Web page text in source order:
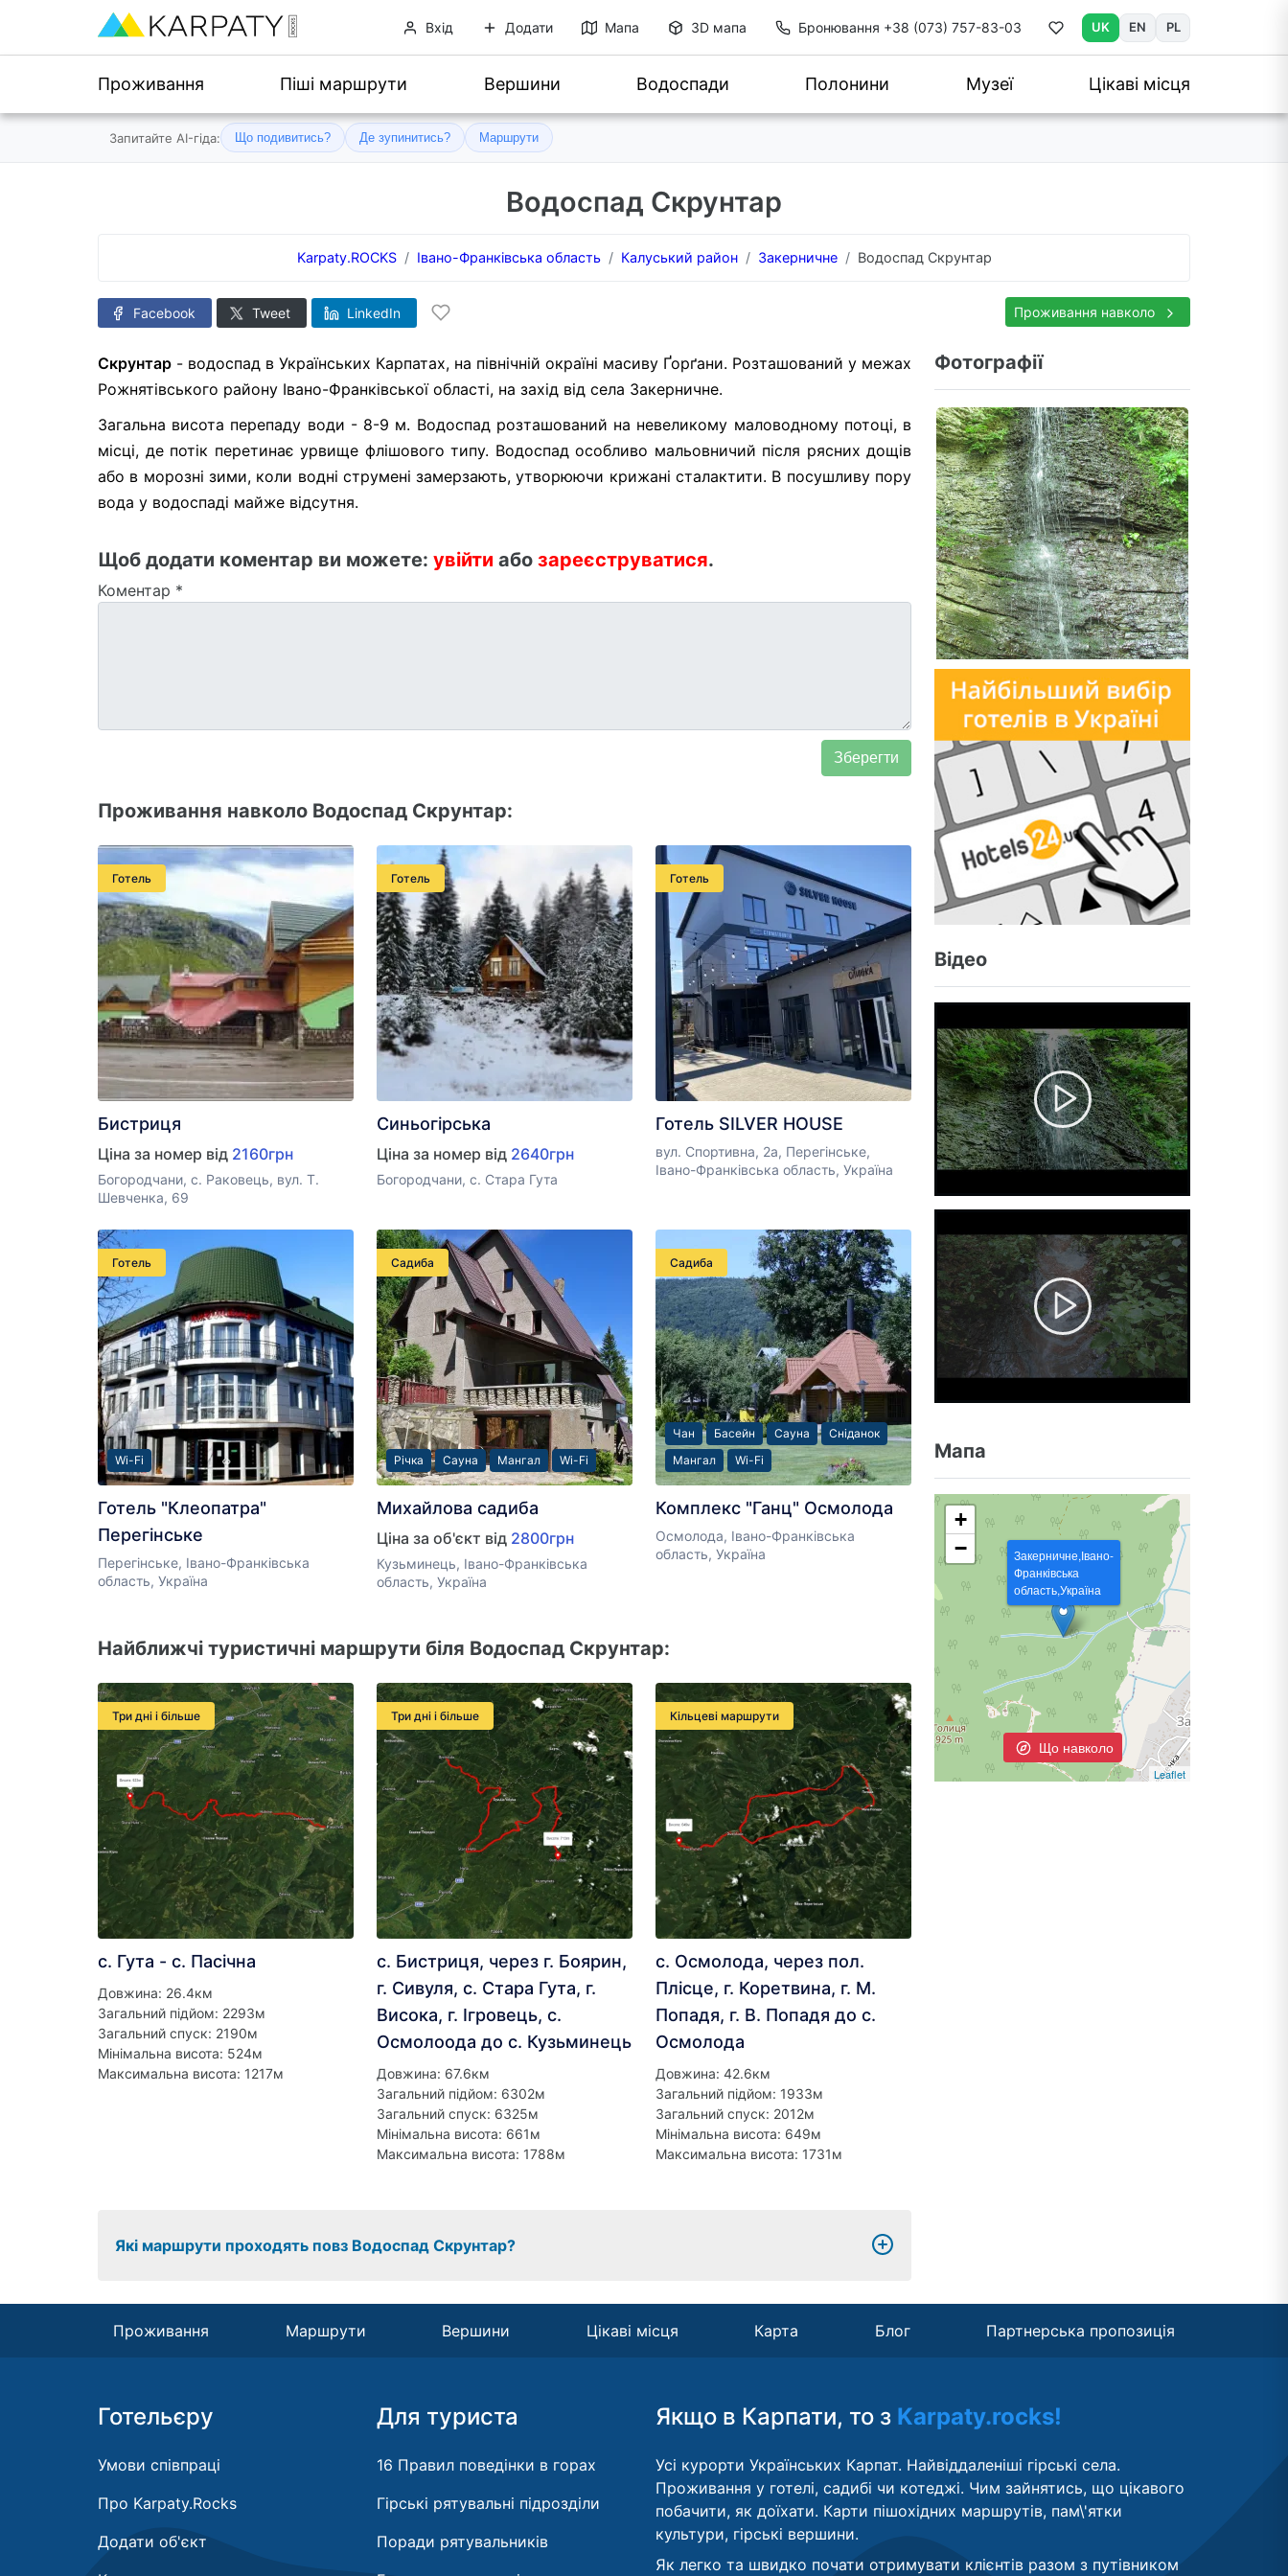
Вхід Додати Мапа 3D мапа Бронювання +38 (073) 757-83-03 UK EN PL
Проживання Піші маршрути Вершини Водоспади Полонини Музеї Цікаві місця
Запитайте AI-гіда: Що подивитись? Де зупинитись? Маршрути
Водоспад Скрунтар
Karpaty.ROCKS Івано-Франківська область Калуський район Закерничне Водоспад Скрунтар
Facebook Tweet LinkedIn Проживання навколо
Скрунтар - водоспад в Українських Карпатах, на північній окраїні масиву Ґорґани. Розташований у межах
Рожнятівського району Івано-Франківської області, на захід від села Закерничне.
Загальна висота перепаду води - 8-9 м. Водоспад розташований на невеликому маловодному потоці, в
місці, де потік перетинає урвище флішового типу. Водоспад особливо мальовничий після рясних дощів
або в морозні зими, коли водні струмені замерзають, утворюючи крижані сталактити. В посушливу пору
вода у водоспаді майже відсутня.
Щоб додати коментар ви можете: увійти або зареєструватися.
Коментар *
Проживання навколо Водоспад Скрунтар:
Готель
Бистриця
Ціна за номер від 2160грн
Богородчани, с. Раковець, вул. Т.
Шевченка, 69
Готель
Синьогірська
Ціна за номер від 2640грн
Богородчани, с. Стара Гута
Готель
Готель SILVER HOUSE
вул. Спортивна, 2а, Перегінське,
Івано-Франківська область, Україна
Готель
Wi-Fi
Готель "Клеопатра"
Перегінське
Перегінське, Івано-Франківська
область, Україна
Садиба
Річка Сауна Мангал Wi-Fi
Михайлова садиба
Ціна за об'єкт від 2800грн
Кузьминець, Івано-Франківська
область, Україна
Садиба
Чан Басейн Сауна
Сніданок
Мангал
Wi-Fi
Комплекс "Ганц" Осмолода
Осмолода, Івано-Франківська
область, Україна
Найближчі туристичні маршрути біля Водоспад Скрунтар:
Три дні і більше
с. Гута - с. Пасічна
Довжина: 26.4км
Загальний підйом: 2293м
Загальний спуск: 2190м
Мінімальна висота: 524м
Максимальна висота: 1217м
Три дні і більше
с. Бистриця, через г. Боярин,
г. Сивуля, с. Стара Гута, г.
Висока, г. Ігровець, с.
Осмолоода до с. Кузьминець
Довжина: 67.6км
Загальний підйом: 6302м
Загальний спуск: 6325м
Мінімальна висота: 661м
Максимальна висота: 1788м
Кільцеві маршрути
с. Осмолода, через пол.
Плісце, г. Коретвина, г. М.
Попадя, г. В. Попадя до с.
Осмолода
Довжина: 42.6км
Загальний підйом: 1933м
Загальний спуск: 2012м
Мінімальна висота: 649м
Максимальна висота: 1731м
Які маршрути проходять повз Водоспад Скрунтар?
Фотографії
Відео
Мапа
Що навколо
Закерничне,Івано-
Франківська
область,Україна
+
−
Leaflet
Проживання Маршрути Вершини Цікаві місця Карта Блог Партнерська пропозиція
Готельєру
Умови співпраці
Про Karpaty.Rocks
Додати об'єкт
Для туриста
16 Правил поведінки в горах
Гірські рятувальні підрозділи
Поради рятувальників
Якщо в Карпати, то з Karpaty.rocks!
Усі курорти Українських Карпат. Найвіддаленіші гірські села.
Проживання у готелі, садибі чи котеджі. Чим зайнятись, що цікавого
побачити, як доїхати. Карти пішохідних маршрутів, пам\'ятки
культури, гірські вершини.
Як легко та швидко почати отримувати клієнтів разом з путівником